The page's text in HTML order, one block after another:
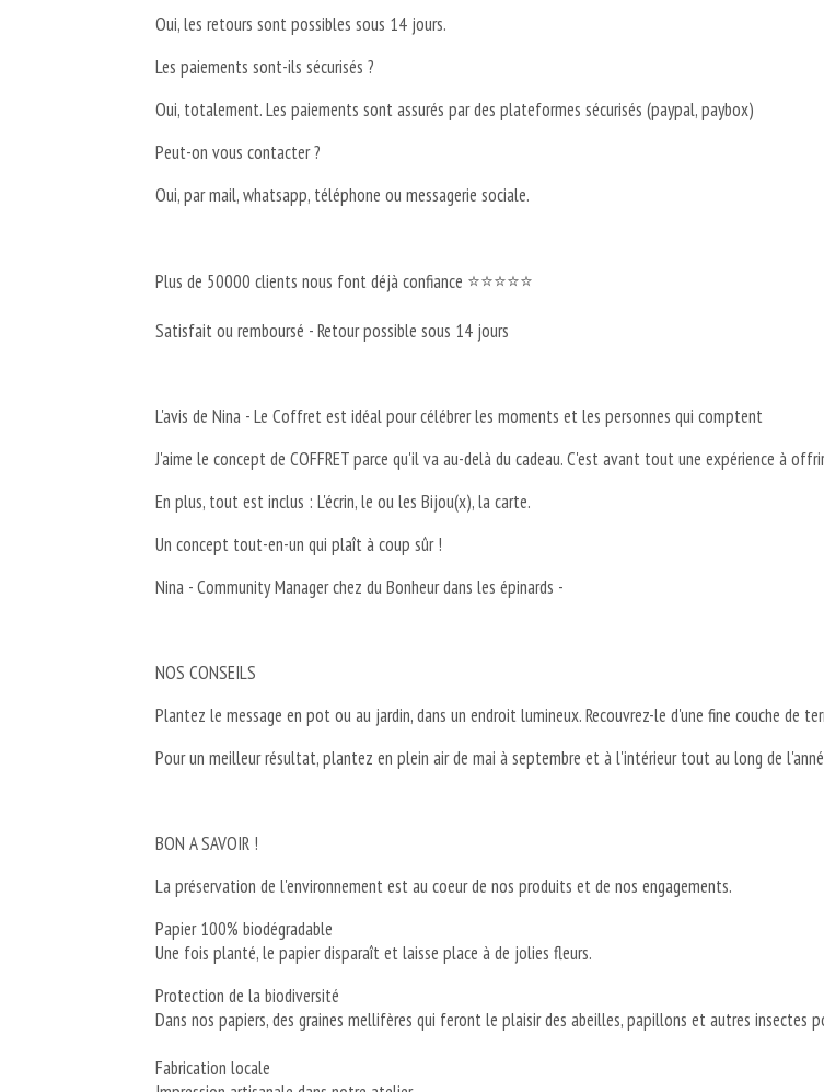
Oui, les retours sont possibles sous 14 jours.
Les paiements sont-ils sécurisés ?
Oui, totalement. Les paiements sont assurés par des plateformes sécurisés (paypal, paybox)
Peut-on vous contacter ?
Oui, par mail, whatsapp, téléphone ou messagerie sociale.
Plus de 50000 clients nous font déjà confiance ⭐⭐⭐⭐⭐
Satisfait ou remboursé - Retour possible sous 14 jours
L'avis de Nina - Le Coffret est idéal pour célébrer les moments et les personnes qui comptent
J'aime le concept de COFFRET parce qu'il va au-delà du cadeau. C'est avant tout une expérience à
En plus, tout est inclus : L'écrin, le ou les Bijou(x), la carte.
Un concept tout-en-un qui plaît à coup sûr !
Nina - Community Manager chez du Bonheur dans les épinards -
NOS CONSEILS
Plantez le message en pot ou au jardin, dans un endroit lumineux. Recouvrez-le d'une fine couche de
Pour un meilleur résultat, plantez en plein air de mai à septembre et à l'intérieur tout au long de
BON A SAVOIR !
La préservation de l'environnement est au coeur de nos produits et de nos engagements.
Papier 100% biodégradable⁠
Une fois planté, le papier disparaît et laisse place à de jolies fleurs.
Protection de la biodiversité⁠
Dans nos papiers, des graines mellifères qui feront le plaisir des abeilles, papillons et autres insectes
Fabrication locale⁠